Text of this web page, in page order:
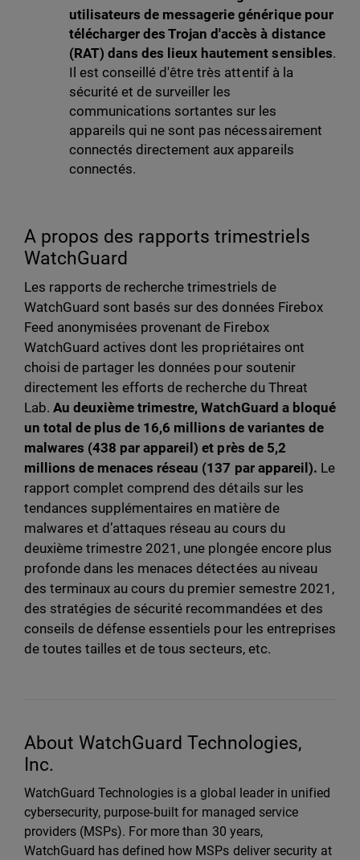
utilisateurs de messagerie générique pour
télécharger des Trojan d'accès à distance
(RAT) dans des lieux hautement sensibles.
Il est conseillé d'être très attentif à la
sécurité et de surveiller les
communications sortantes sur les
appareils qui ne sont pas nécessairement
connectés directement aux appareils
connectés.
A propos des rapports trimestriels
WatchGuard
Les rapports de recherche trimestriels de
WatchGuard sont basés sur des données Firebox
Feed anonymisées provenant de Firebox
WatchGuard actives dont les propriétaires ont
choisi de partager les données pour soutenir
directement les efforts de recherche du Threat
Lab.Au deuxième trimestre, WatchGuard a bloqué
un total de plus de 16,6 millions de variantes de
malwares (438 par appareil) et près de 5,2
millions de menaces réseau (137 par appareil). Le
rapport complet comprend des détails sur les
tendances supplémentaires en matière de
malwares et d’attaques réseau au cours du
deuxième trimestre 2021, une plongée encore plus
profonde dans les menaces détectées au niveau
des terminaux au cours du premier semestre 2021,
des stratégies de sécurité recommandées et des
conseils de défense essentiels pour les entreprises
de toutes tailles et de tous secteurs, etc.
About WatchGuard Technologies,
Inc.
WatchGuard Technologies is a global leader in unified
cybersecurity, purpose‑built for managed service
providers (MSPs). For more than 30 years,
WatchGuard has defined how MSPs deliver security at